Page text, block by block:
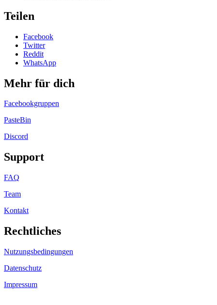
Teilen
Facebook
Twitter
Reddit
WhatsApp
Mehr für dich
Facebookgruppen
PasteBin
Discord
Support
FAQ
Team
Kontakt
Rechtliches
Nutzungsbedingungen
Datenschutz
Impressum